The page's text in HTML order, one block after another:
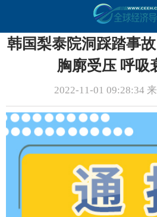
韩国梨泰院洞踩踏事
胸廓受压 呼吸
2022-11-01 09:28:34